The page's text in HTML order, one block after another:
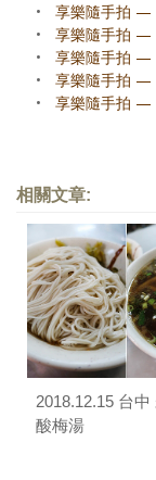
•
享樂隨手拍 —
•
享樂隨手拍 —
•
享樂隨手拍 —
•
享樂隨手拍 —
•
享樂隨手拍 —
相關文章:
2018.12.15 台
酸梅湯